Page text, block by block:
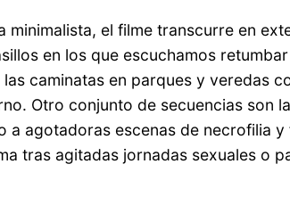
minimalista, el filme transcurre en
en los que escuchamos
caminatas en parques y veredas
Otro conjunto de secuencias son
a agotadoras escenas de necrofilia
tras agitadas jornadas sexuales o